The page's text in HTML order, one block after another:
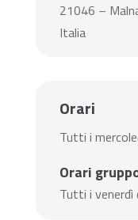
21046 –
Italia
Orari
Tutti i
Orari
Tutti i venerdì